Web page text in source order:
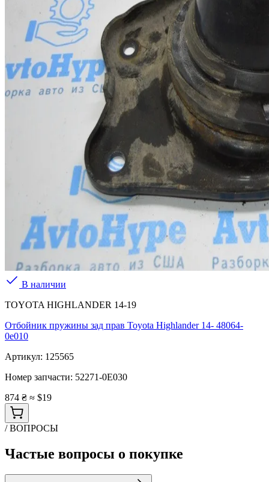
В наличии
TOYOTA HIGHLANDER 14-19
Отбойник пружины зад прав Toyota Highlander 14- 48064-
0e010
Артикул: 125565
Номер запчасти: 52271-0E030
874 ₴ ≈ $19
/ ВОПРОСЫ
Частые вопросы о покупке